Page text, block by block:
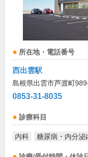
所在地・電話番号
西出雲駅
島根県出雲市芦渡町
0853-31-8035
診療科目
内科 糖尿病・内分泌